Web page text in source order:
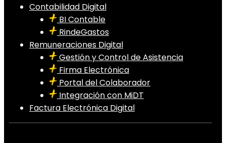
Contabilidad Digital
BI Contable
RindeGastos
Remuneraciones Digital
Gestión y Control de Asistencia
Firma Electrónica
Portal del Colaborador
Integración con MiDT
Factura Electrónica Digital